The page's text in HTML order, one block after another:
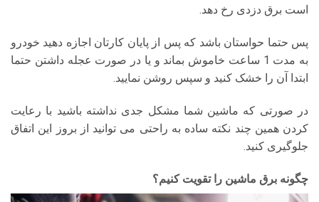
است برق دزدی رخ دهد.
پس حتما حواستان باشد که پس از پایان کارتان اجازه دهید خودرو
به مدت 1 ساعت خاموش بماند و یا در صورت عجله داشتن حتما
ابتدا آن را خشک کنید و سپس روشن نمایید.
در صورتی که ماشین شما مشکل جدی نداشته باشید با رعایت
کردن همین چند نکته ساده به راحتی می توانید از بروز این اتفاق
جلوگیری کنید.
چگونه برق ماشین را تقویت کنیم؟